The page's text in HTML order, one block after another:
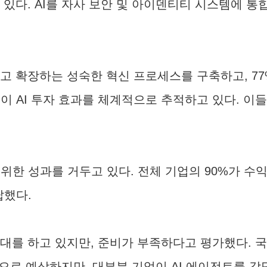
다. AI를 자사 보안 및 아이덴티티 시스템에 통
확장하는 성숙한 혁신 프로세스를 구축하고,
AI 투자 효과를 체계적으로 추적하고 있다. 이
한 성과를 거두고 있다. 전체 기업의 90%가 수
했다.
를 하고 있지만, 준비가 부족하다고 평가했다.